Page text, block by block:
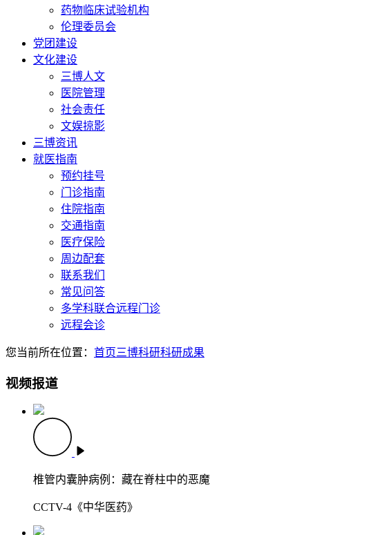
药物临床试验机构
伦理委员会
党团建设
文化建设
三博人文
医院管理
社会责任
文娱掠影
三博资讯
就医指南
预约挂号
门诊指南
住院指南
交通指南
医疗保险
周边配套
联系我们
常见问答
多学科联合远程门诊
远程会诊
您当前所在位置： 首页三博科研科研成果
视频报道
椎管内囊肿病例：藏在脊柱中的恶魔
CCTV-4《中华医药》